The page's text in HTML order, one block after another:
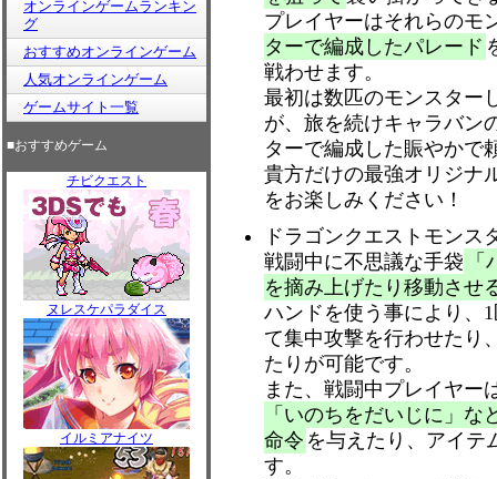
オンラインゲームランキン
グ
おすすめオンラインゲーム
人気オンラインゲーム
ゲームサイト一覧
■おすすめゲーム
チビクエスト
ヌレスケパラダイス
イルミアナイツ
プレイヤーはそれらのモ
ターで編成したパレード
戦わせます。
最初は数匹のモンスター
が、旅を続けキャラバン
ターで編成した賑やかで
貴方だけの最強オリジナ
をお楽しみください！
ドラゴンクエストモン
戦闘中に不思議な手袋
を摘み上げたり移動させ
ハンドを使う事により、
て集中攻撃を行わせたり
たりが可能です。
また、戦闘中プレイヤー
「いのちをだいじに」
命令 を与えたり、アイテ
す。